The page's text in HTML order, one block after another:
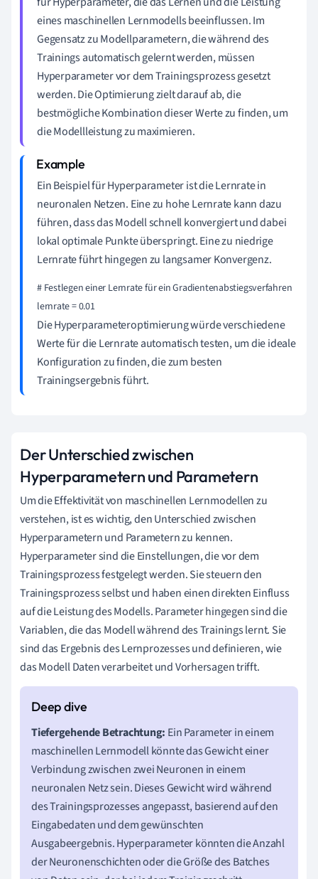
eines maschinellen Lernmodells beeinflussen. Im
Gegensatz zu Modellparametern, die während des
Trainings automatisch gelernt werden, müssen
Hyperparameter vor dem Trainingsprozess gesetzt
werden. Die Optimierung zielt darauf ab, die
bestmögliche Kombination dieser Werte zu finden, um
die Modellleistung zu maximieren.
Ein Beispiel für Hyperparameter ist die Lernrate in
neuronalen Netzen. Eine zu hohe Lernrate kann dazu
führen, dass das Modell schnell konvergiert und dabei
lokal optimale Punkte überspringt. Eine zu niedrige
Lernrate führt hingegen zu langsamer Konvergenz.
# Festlegen einer Lernrate für ein Gradientenabstiegsverfahren
lernrate = 0.01
Die Hyperparameteroptimierung würde verschiedene
Werte für die Lernrate automatisch testen, um die ideale
Konfiguration zu finden, die zum besten
Trainingsergebnis führt.
Der Unterschied zwischen
Hyperparametern und Parametern
Um die Effektivität von maschinellen Lernmodellen zu
verstehen, ist es wichtig, den Unterschied zwischen
Hyperparametern und Parametern zu kennen.
Hyperparameter sind die Einstellungen, die vor dem
Trainingsprozess festgelegt werden. Sie steuern den
Trainingsprozess selbst und haben einen direkten Einfluss
auf die Leistung des Modells. Parameter hingegen sind die
Variablen, die das Modell während des Trainings lernt. Sie
sind das Ergebnis des Lernprozesses und definieren, wie
das Modell Daten verarbeitet und Vorhersagen trifft.
Tiefergehende Betrachtung: Ein Parameter in einem
maschinellen Lernmodell könnte das Gewicht einer
Verbindung zwischen zwei Neuronen in einem
neuronalen Netz sein. Dieses Gewicht wird während
des Trainingsprozesses angepasst, basierend auf den
Eingabedaten und dem gewünschten
Ausgabeergebnis. Hyperparameter könnten die Anzahl
der Neuronenschichten oder die Größe des Batches